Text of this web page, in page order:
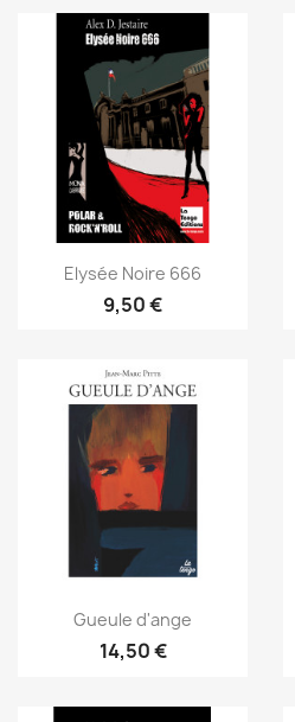
Elysée Noire 666
9,50 €
Gueule d'ange
14,50 €